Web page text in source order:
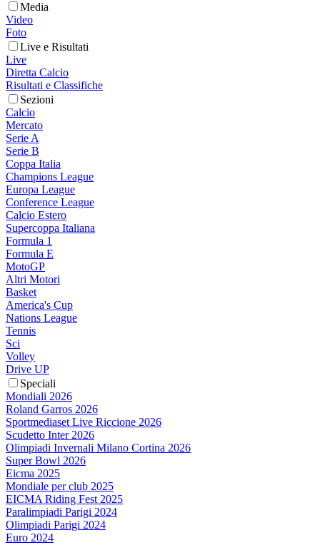
Media
Video
Foto
Live e Risultati
Live
Diretta Calcio
Risultati e Classifiche
Sezioni
Calcio
Mercato
Serie A
Serie B
Coppa Italia
Champions League
Europa League
Conference League
Calcio Estero
Supercoppa Italiana
Formula 1
Formula E
MotoGP
Altri Motori
Basket
America's Cup
Nations League
Tennis
Sci
Volley
Drive UP
Speciali
Mondiali 2026
Roland Garros 2026
Sportmediaset Live Riccione 2026
Scudetto Inter 2026
Olimpiadi Invernali Milano Cortina 2026
Super Bowl 2026
Eicma 2025
Mondiale per club 2025
EICMA Riding Fest 2025
Paralimpiadi Parigi 2024
Olimpiadi Parigi 2024
Euro 2024